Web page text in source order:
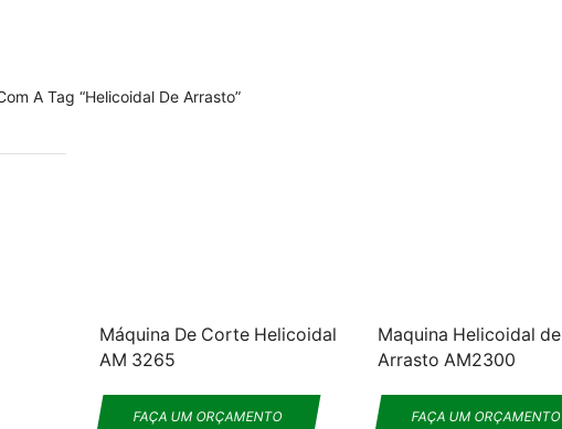
A Tag “helicoidal De Arrasto”
Máquina De Corte Helicoidal
AM 3265
FAÇA UM ORÇAMENTO
Maquina Helicoidal de
Arrasto AM2300
FAÇA UM ORÇAMENTO